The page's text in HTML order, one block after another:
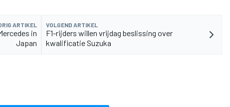
ARTIKEL
in
Japan
VOLGEND ARTIKEL
F1-rijders willen vrijdag beslissing over
kwalificatie Suzuka